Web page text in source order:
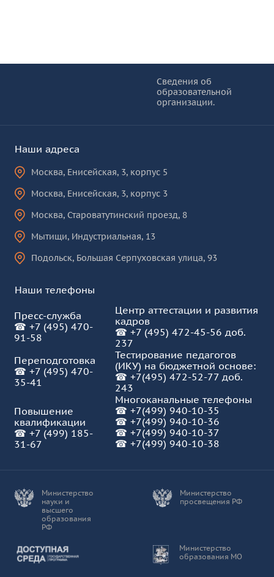
Сведения об
образовательной
организации.
Наши адреса
Москва, Енисейская, 3, корпус 5
Москва, Енисейская, 3, корпус 3
Москва, Староватутинский проезд, 8
Мытищи, Индустриальная, 13
Подольск, Большая Серпуховская улица, 93
Наши телефоны
Пресс-служба
☎ +7 (495) 470-
91-58
Центр аттестации и развития
кадров
☎ +7 (495) 472-45-56 доб.
237
Переподготовка
☎ +7 (495) 470-
35-41
Тестирование педагогов
(ИКУ) на бюджетной основе:
☎ +7(495) 472-52-77 доб.
243
Многоканальные телефоны
☎ +7(499) 940-10-35
☎ +7(499) 940-10-36
☎ +7(499) 940-10-37
☎ +7(499) 940-10-38
Повышение
квалификации
☎ +7 (499) 185-
31-67
Министерство
науки и
высшего
образования
РФ
Министерство
просвещения РФ
Министерство
образования МО
Доступная среда